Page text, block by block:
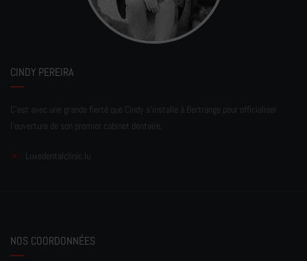
CINDY PEREIRA
C'est avec une grande fierté que Cindy s'installe à Bertrange pour officialiser
l'ouverture de son premier cabinet dentaire.
Luxedentalclinic.lu
NOS COORDONNÉES